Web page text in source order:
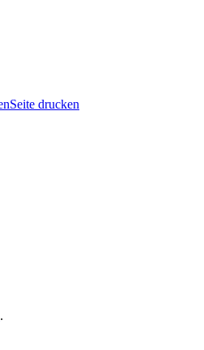
Seite drucken
.